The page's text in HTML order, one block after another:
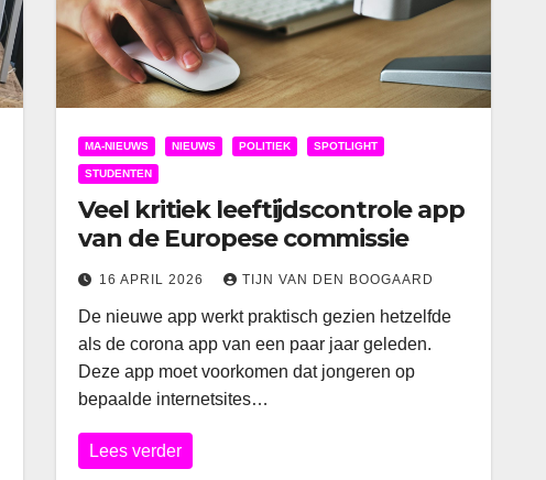
MA-NIEUWS NIEUWS POLITIEK SPOTLIGHT
STUDENTEN
Veel kritiek leeftijdscontrole app
van de Europese commissie
16 APRIL 2026 TIJN VAN DEN BOOGAARD
De nieuwe app werkt praktisch gezien hetzelfde
als de corona app van een paar jaar geleden.
Deze app moet voorkomen dat jongeren op
bepaalde internetsites…
Lees verder